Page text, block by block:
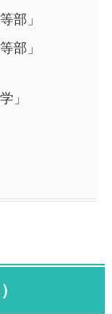
部」
部」
」